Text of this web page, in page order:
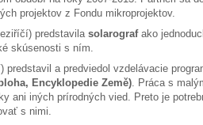
projektov z Fondu mikroprojektov.
predstavila solarograf ako
skúsenosti s ním.
a predviedol vzdelávacie
Encyklopedie Země). Práca s
ani iných prírodných vied. Preto je
s nimi.